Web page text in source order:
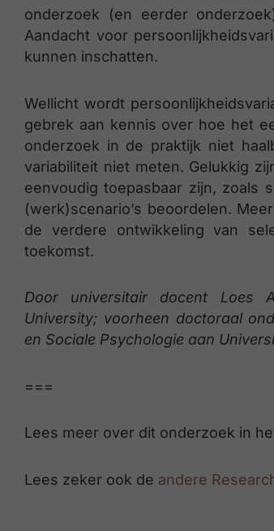
onderzoek (en eerder
Aandacht voor
kunnen inschatten.
Wellicht wordt
gebrek aan kennis over hoe het
onderzoek in de praktijk niet
variabiliteit niet meten. Gelukkig
eenvoudig toepasbaar zijn, zoals
(werk)scenario’s beoordelen.
de verdere ontwikkeling van
toekomst.
Door universitair docent Loes
University; voorheen doctoraal
en Sociale Psychologie aan
===
Lees meer over dit onderzoek in
Lees zeker ook de andere